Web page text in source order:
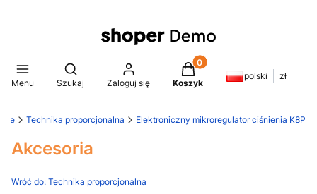
Menu
Otwórz wyszukiwarkę
Szukaj Zaloguj się
Produkty w koszyku: 0.
Koszyk
polski zł
Technika proporcjonalna Elektroniczny mikroregulator ciśnienia K8P
Akcesoria
Wróć do: Technika proporcjonalna